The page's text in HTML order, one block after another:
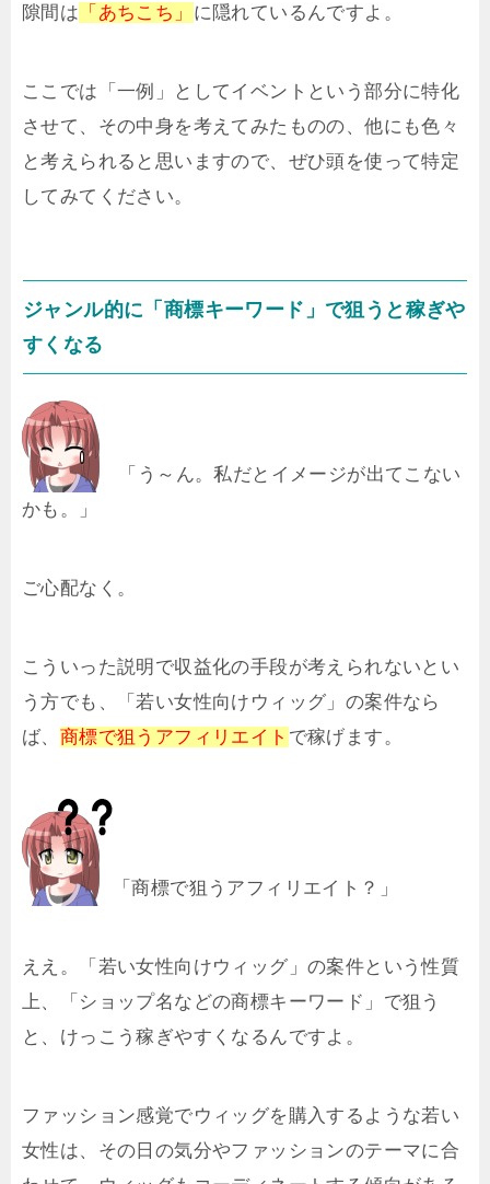
隙間は 「あちこち」 に隠れているんですよ。
ここでは「一例」としてイベントという部分に特化
させて、その中身を考えてみたものの、他にも色々
と考えられると思いますので、ぜひ頭を使って特定
してみてください。
ジャンル的に「商標キーワード」で狙うと稼ぎや
すくなる
「う～ん。私だとイメージが出てこない
かも。」
ご心配なく。
こういった説明で収益化の手段が考えられないとい
う方でも、「若い女性向けウィッグ」の案件なら
ば、 商標で狙うアフィリエイト で稼げます。
「商標で狙うアフィリエイト？」
ええ。「若い女性向けウィッグ」の案件という性質
上、「ショップ名などの商標キーワード」で狙う
と、けっこう稼ぎやすくなるんですよ。
ファッション感覚でウィッグを購入するような若い
女性は、その日の気分やファッションのテーマに合